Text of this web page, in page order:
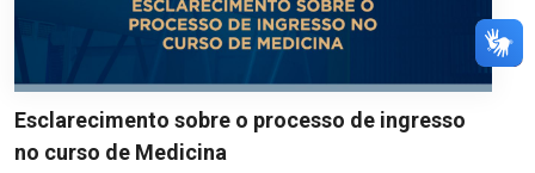
Esclarecimento sobre o processo de ingresso
no curso de Medicina